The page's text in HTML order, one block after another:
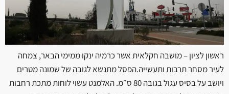
ראשון לציון – מושבה חקלאית אשר כרמיה ינקו ממימי הבאר, צמחה
לעיר מסחר תרבות ותעשייה.הפסל מתנשא לגובה של שמונה מטרים
ויושב על בסיס עגול בגובה 80 ס״מ. האלמנט עשוי לוחות מתכת רחבות